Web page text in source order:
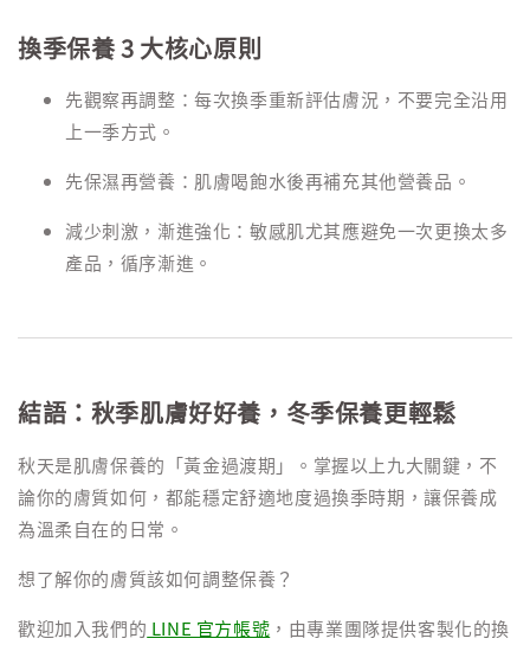
換季保養 3 大核心原則
先觀察再調整：每次換季重新評估膚況，不要完全沿用
上一季方式。
先保濕再營養：肌膚喝飽水後再補充其他營養品。
減少刺激，漸進強化：敏感肌尤其應避免一次更換太多
產品，循序漸進。
結語：秋季肌膚好好養，冬季保養更輕鬆
秋天是肌膚保養的「黃金過渡期」。掌握以上九大關鍵，不
論你的膚質如何，都能穩定舒適地度過換季時期，讓保養成
為溫柔自在的日常。
想了解你的膚質該如何調整保養？
歡迎加入我們的 LINE 官方帳號 ，由專業團隊提供客製化的換